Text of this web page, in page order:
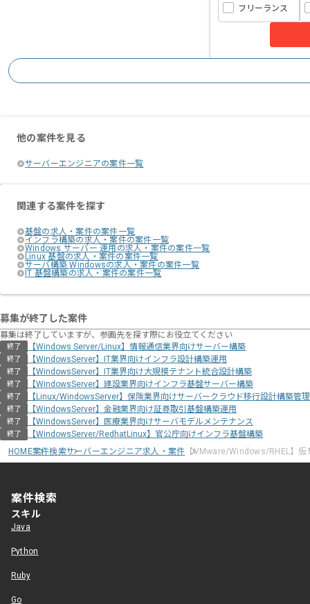
フリーランス
他の案件を見る
サーバーエンジニアの案件一覧
関連する案件を探す
基盤の求人・案件の案件一覧
インフラ構築の求人・案件の案件一覧
Windows サーバー 運用の求人・案件の案件一覧
Linux 基盤の求人・案件の案件一覧
サーバ構築 Windowsの求人・案件の案件一覧
IT 基盤構築の求人・案件の案件一覧
募集が終了した案件
募集は終了していますが、参画先を探す際にお役立てください
終了 【Windows Server/Linux】情報通信業界向けサーバー構築
終了 【WindowsServer】IT業界向けインフラ設計構築運用
終了 【WindowsServer】IT業界向け大規模テナント統合設計構築
終了 【WindowsServer】建設業界向けインフラ基盤サーバー構築
終了 【Linux/WindowsServer】保険業界向けサーバークラウド移行設計構築管理
終了 【WindowsServer】金融業界向け証券取引基盤構築運用
終了 【WindowsServer】医療業界向けサーバモデルメンテナンス
終了
【WindowsServer/RedhatLinux】官公庁向けインフラ基盤構築
HOME案件検索サーバーエンジニア求人・案件 【VMware/Windows/RHEL】
案件検索
スキル
Java
Python
Ruby
Go